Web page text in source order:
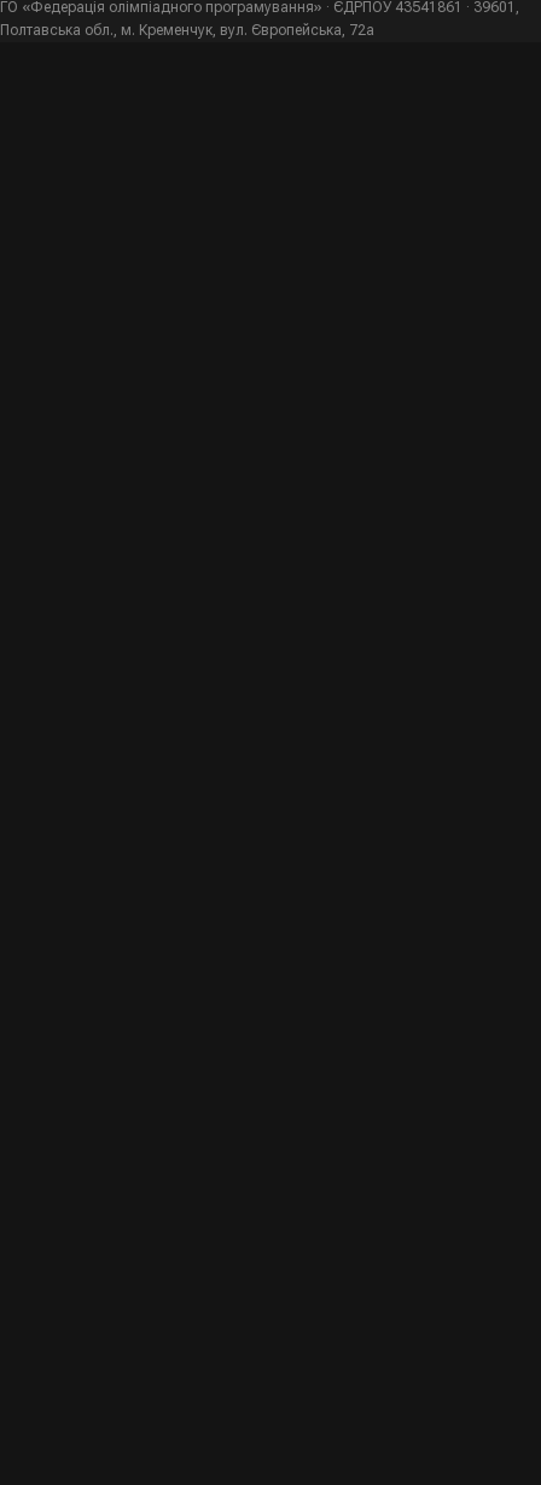
ГО «Федерація олімпіадного програмування» · ЄДРПОУ 43541861 · 39601,
Полтавська обл., м. Кременчук, вул. Європейська, 72а